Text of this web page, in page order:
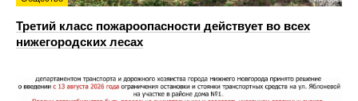
Третий класс пожароопасности действует во всех
нижегородских лесах